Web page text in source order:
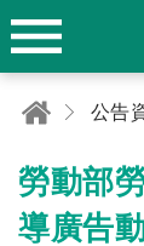
公告
勞動部
導廣告